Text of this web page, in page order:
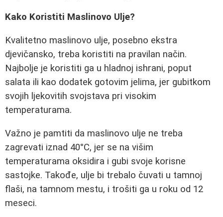
Kako Koristiti Maslinovo Ulje?
Kvalitetno maslinovo ulje, posebno ekstra
djevičansko, treba koristiti na pravilan način.
Najbolje je koristiti ga u hladnoj ishrani, poput
salata ili kao dodatek gotovim jelima, jer gubitkom
svojih ljekovitih svojstava pri visokim
temperaturama.
Važno je pamtiti da maslinovo ulje ne treba
zagrevati iznad 40°C, jer se na višim
temperaturama oksidira i gubi svoje korisne
sastojke. Takođe, ulje bi trebalo čuvati u tamnoj
flaši, na tamnom mestu, i trošiti ga u roku od 12
meseci.